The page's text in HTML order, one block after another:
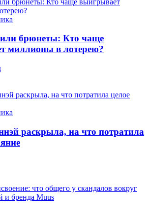
брюнеты: Кто чаще
миллионы в лотерею?
раскрыла, на что потратила